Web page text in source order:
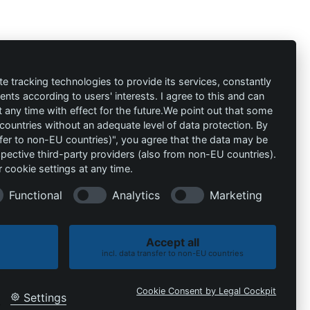
info@die-
schutzprofis.de
+49 (511) 679997-97
Wohlenbergstraße 6
30179 Hannover
Alemania
Política de cookies Política de privacidad
tracking technologies to provide its services, constantly
according to users' interests. I agree to this and can
any time with effect for the future.We point out that some
without an adequate level of data protection. By
to non-EU countries)", you agree that the data may be
third-party providers (also from non-EU countries).
cookie settings at any time.
Functional Analytics Marketing
Accept all
incl. data transfer to non-EU countries
Settings Cookie Consent by Legal Cockpit